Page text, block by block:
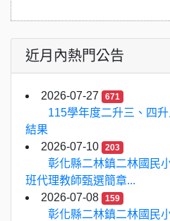
近月內熱門公告
2026-07-27 671
115學年度二升三、四
結果
2026-07-10
203
彰化縣二林鎮二林國民
班代理教師甄選簡章...
2026-07-08
159
彰化縣二林鎮二林國民